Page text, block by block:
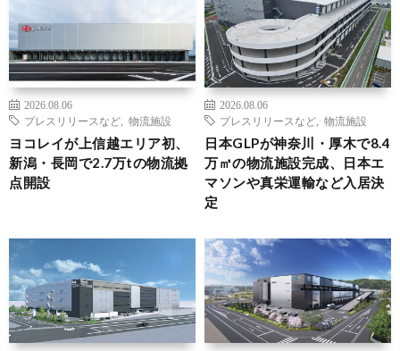
2026.08.06
プレスリリースなど
物流施設
ヨコレイが上信越エリア初、
新潟・長岡で2.7万tの物流拠
点開設
2026.08.06
プレスリリースなど
物流施設
日本GLPが神奈川・厚木で8.4
万㎡の物流施設完成、日本エ
マソンや真栄運輸など入居決
定